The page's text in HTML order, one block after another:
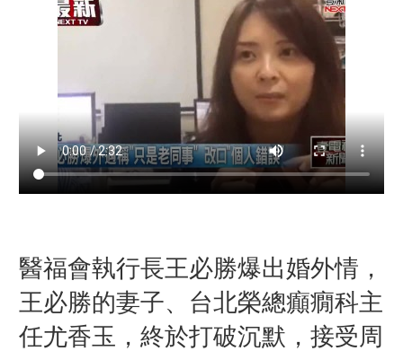
醫福會執行長王必勝爆出婚外情，
王必勝的妻子、台北榮總癲癇科主
任尤香玉，終於打破沉默，接受周